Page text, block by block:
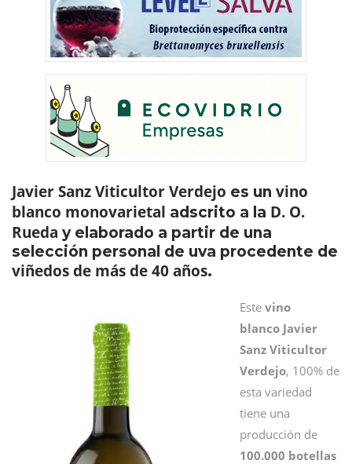
Javier Sanz Viticultor Verdejo es un vino
blanco monovarietal adscrito a la D. O.
Rueda y elaborado a partir de una
selección personal de uva procedente de
viñedos de más de 40 años.
Este vino
blanco Javier
Sanz Viticultor
Verdejo, 100% de
esta variedad
tiene una
producción de
100.000 botellas